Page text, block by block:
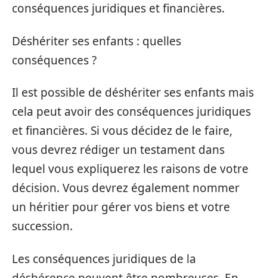
conséquences juridiques et financières.
Déshériter ses enfants : quelles
conséquences ?
Il est possible de déshériter ses enfants mais
cela peut avoir des conséquences juridiques
et financières. Si vous décidez de le faire,
vous devrez rédiger un testament dans
lequel vous expliquerez les raisons de votre
décision. Vous devrez également nommer
un héritier pour gérer vos biens et votre
succession.
Les conséquences juridiques de la